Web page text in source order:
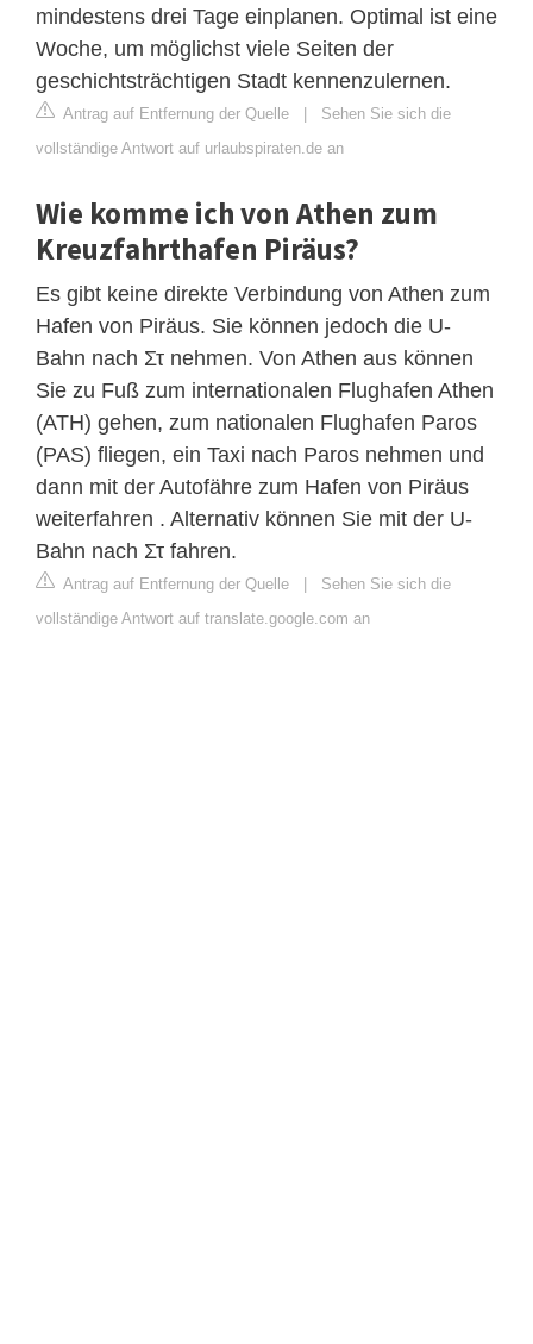
mindestens drei Tage einplanen. Optimal ist eine
Woche, um möglichst viele Seiten der
geschichtsträchtigen Stadt kennenzulernen.
Antrag auf Entfernung der Quelle | Sehen Sie sich die
vollständige Antwort auf urlaubspiraten.de an
Wie komme ich von Athen zum
Kreuzfahrthafen Piräus?
Es gibt keine direkte Verbindung von Athen zum
Hafen von Piräus. Sie können jedoch die U-
Bahn nach Στ nehmen. Von Athen aus können
Sie zu Fuß zum internationalen Flughafen Athen
(ATH) gehen, zum nationalen Flughafen Paros
(PAS) fliegen, ein Taxi nach Paros nehmen und
dann mit der Autofähre zum Hafen von Piräus
weiterfahren . Alternativ können Sie mit der U-
Bahn nach Στ fahren.
Antrag auf Entfernung der Quelle | Sehen Sie sich die
vollständige Antwort auf translate.google.com an